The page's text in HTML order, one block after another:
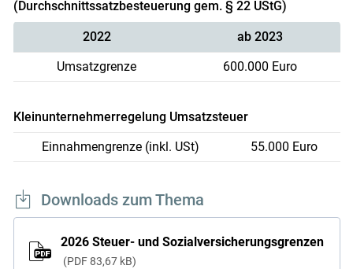
(Durchschnittssatzbesteuerung gem. § 22 UStG)
2022
ab 2023
Umsatzgrenze
600.000 Euro
Kleinunternehmerregelung Umsatzsteuer
Einnahmengrenze (inkl. USt)
55.000 Euro
Downloads zum Thema
2026 Steuer- und Sozialversicherungsgrenzen
PDF 83,67 kB